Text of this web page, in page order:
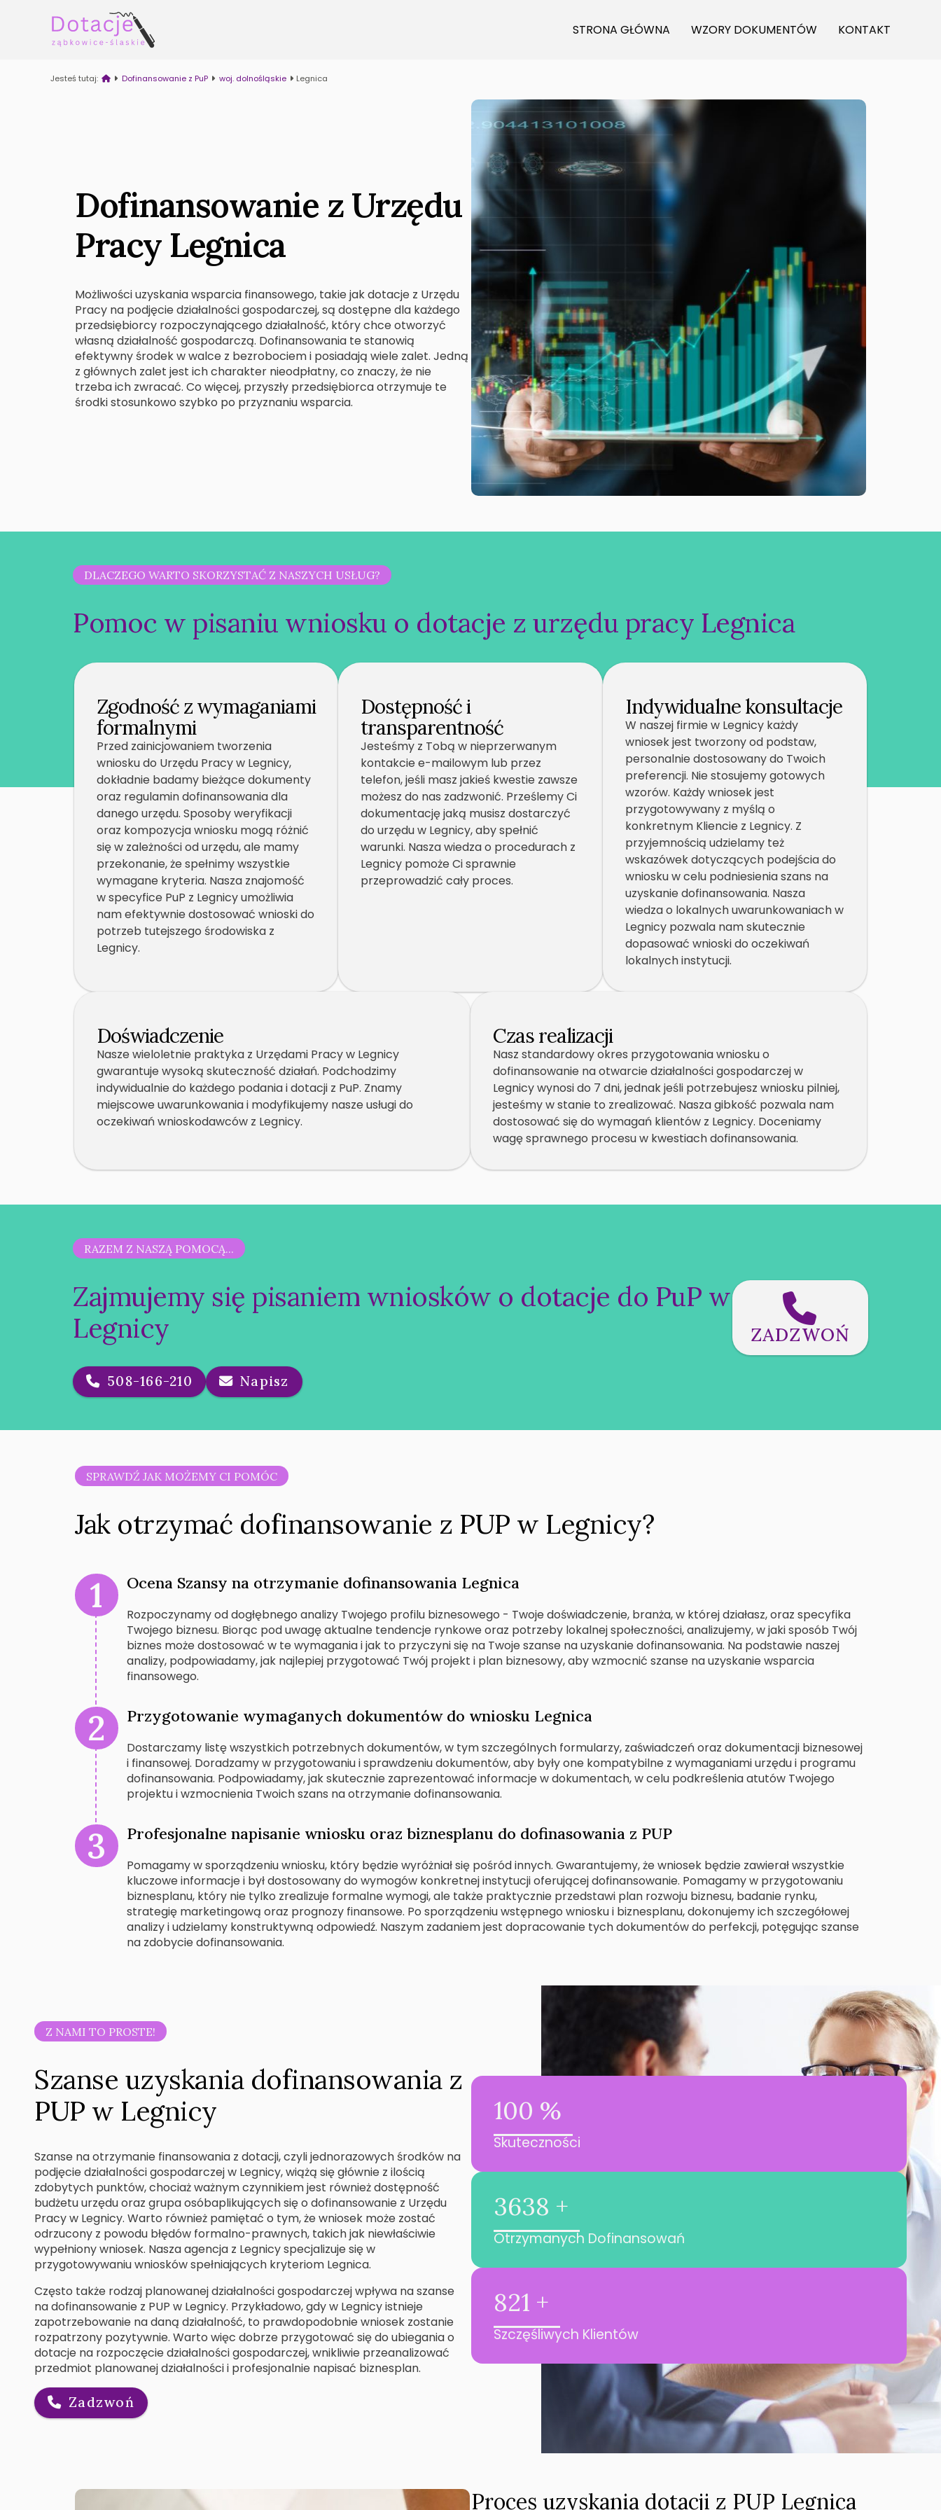
STRONA GŁÓWNA WZORY DOKUMENTÓW KONTAKT
Jesteś tutaj: Dofinansowanie z PuP woj. dolnośląskie Legnica
Dofinansowanie z Urzędu
Pracy Legnica
Możliwości uzyskania wsparcia finansowego, takie jak dotacje z Urzędu
Pracy na podjęcie działalności gospodarczej, są dostępne dla każdego
przedsiębiorcy rozpoczynającego działalność, który chce otworzyć
własną działalność gospodarczą. Dofinansowania te stanowią
efektywny środek w walce z bezrobociem i posiadają wiele zalet. Jedną
z głównych zalet jest ich charakter nieodpłatny, co znaczy, że nie
trzeba ich zwracać. Co więcej, przyszły przedsiębiorca otrzymuje te
środki stosunkowo szybko po przyznaniu wsparcia.
DLACZEGO WARTO SKORZYSTAĆ Z NASZYCH USŁUG?
Pomoc w pisaniu wniosku o dotacje z urzędu pracy Legnica
Zgodność z wymaganiami
formalnymi
Przed zainicjowaniem tworzenia
wniosku do Urzędu Pracy w Legnicy,
dokładnie badamy bieżące dokumenty
oraz regulamin dofinansowania dla
danego urzędu. Sposoby weryfikacji
oraz kompozycja wniosku mogą różnić
się w zależności od urzędu, ale mamy
przekonanie, że spełnimy wszystkie
wymagane kryteria. Nasza znajomość
w specyfice PuP z Legnicy umożliwia
nam efektywnie dostosować wnioski do
potrzeb tutejszego środowiska z
Legnicy.
Dostępność i
transparentność
Jesteśmy z Tobą w nieprzerwanym
kontakcie e-mailowym lub przez
telefon, jeśli masz jakieś kwestie zawsze
możesz do nas zadzwonić. Prześlemy Ci
dokumentację jaką musisz dostarczyć
do urzędu w Legnicy, aby spełnić
warunki. Nasza wiedza o procedurach z
Legnicy pomoże Ci sprawnie
przeprowadzić cały proces.
Indywidualne konsultacje
W naszej firmie w Legnicy każdy
wniosek jest tworzony od podstaw,
personalnie dostosowany do Twoich
preferencji. Nie stosujemy gotowych
wzorów. Każdy wniosek jest
przygotowywany z myślą o
konkretnym Kliencie z Legnicy. Z
przyjemnością udzielamy też
wskazówek dotyczących podejścia do
wniosku w celu podniesienia szans na
uzyskanie dofinansowania. Nasza
wiedza o lokalnych uwarunkowaniach w
Legnicy pozwala nam skutecznie
dopasować wnioski do oczekiwań
lokalnych instytucji.
Doświadczenie
Nasze wieloletnie praktyka z Urzędami Pracy w Legnicy
gwarantuje wysoką skuteczność działań. Podchodzimy
indywidualnie do każdego podania i dotacji z PuP. Znamy
miejscowe uwarunkowania i modyfikujemy nasze usługi do
oczekiwań wnioskodawców z Legnicy.
Czas realizacji
Nasz standardowy okres przygotowania wniosku o
dofinansowanie na otwarcie działalności gospodarczej w
Legnicy wynosi do 7 dni, jednak jeśli potrzebujesz wniosku pilniej,
jesteśmy w stanie to zrealizować. Nasza gibkość pozwala nam
dostosować się do wymagań klientów z Legnicy. Doceniamy
wagę sprawnego procesu w kwestiach dofinansowania.
RAZEM Z NASZĄ POMOCĄ...
Zajmujemy się pisaniem wniosków o dotacje do PuP w
Legnicy
508-166-210 Napisz
ZADZWOŃ
SPRAWDŹ JAK MOŻEMY CI POMÓC
Jak otrzymać dofinansowanie z PUP w Legnicy?
Ocena Szansy na otrzymanie dofinansowania Legnica
Rozpoczynamy od dogłębnego analizy Twojego profilu biznesowego - Twoje doświadczenie, branża, w której działasz, oraz specyfika
Twojego biznesu. Biorąc pod uwagę aktualne tendencje rynkowe oraz potrzeby lokalnej społeczności, analizujemy, w jaki sposób Twój
biznes może dostosować w te wymagania i jak to przyczyni się na Twoje szanse na uzyskanie dofinansowania. Na podstawie naszej
analizy, podpowiadamy, jak najlepiej przygotować Twój projekt i plan biznesowy, aby wzmocnić szanse na uzyskanie wsparcia
finansowego.
Przygotowanie wymaganych dokumentów do wniosku Legnica
Dostarczamy listę wszystkich potrzebnych dokumentów, w tym szczególnych formularzy, zaświadczeń oraz dokumentacji biznesowej
i finansowej. Doradzamy w przygotowaniu i sprawdzeniu dokumentów, aby były one kompatybilne z wymaganiami urzędu i programu
dofinansowania. Podpowiadamy, jak skutecznie zaprezentować informacje w dokumentach, w celu podkreślenia atutów Twojego
projektu i wzmocnienia Twoich szans na otrzymanie dofinansowania.
Profesjonalne napisanie wniosku oraz biznesplanu do dofinasowania z PUP
Pomagamy w sporządzeniu wniosku, który będzie wyróżniał się pośród innych. Gwarantujemy, że wniosek będzie zawierał wszystkie
kluczowe informacje i był dostosowany do wymogów konkretnej instytucji oferującej dofinansowanie. Pomagamy w przygotowaniu
biznesplanu, który nie tylko zrealizuje formalne wymogi, ale także praktycznie przedstawi plan rozwoju biznesu, badanie rynku,
strategię marketingową oraz prognozy finansowe. Po sporządzeniu wstępnego wniosku i biznesplanu, dokonujemy ich szczegółowej
analizy i udzielamy konstruktywną odpowiedź. Naszym zadaniem jest dopracowanie tych dokumentów do perfekcji, potęgując szanse
na zdobycie dofinansowania.
Z NAMI TO PROSTE!
Szanse uzyskania dofinansowania z
PUP w Legnicy
Szanse na otrzymanie finansowania z dotacji, czyli jednorazowych środków na
podjęcie działalności gospodarczej w Legnicy, wiążą się głównie z ilością
zdobytych punktów, chociaż ważnym czynnikiem jest również dostępność
budżetu urzędu oraz grupa osóbaplikujących się o dofinansowanie z Urzędu
Pracy w Legnicy. Warto również pamiętać o tym, że wniosek może zostać
odrzucony z powodu błędów formalno-prawnych, takich jak niewłaściwie
wypełniony wniosek. Nasza agencja z Legnicy specjalizuje się w
przygotowywaniu wniosków spełniających kryteriom Legnica.
Często także rodzaj planowanej działalności gospodarczej wpływa na szanse
na dofinansowanie z PUP w Legnicy. Przykładowo, gdy w Legnicy istnieje
zapotrzebowanie na daną działalność, to prawdopodobnie wniosek zostanie
rozpatrzony pozytywnie. Warto więc dobrze przygotować się do ubiegania o
dotacje na rozpoczęcie działalności gospodarczej, wnikliwie przeanalizować
przedmiot planowanej działalności i profesjonalnie napisać biznesplan.
Zadzwoń
100 %
Skuteczności
3638 +
Otrzymanych Dofinansowań
821 +
Szczęśliwych Klientów
Proces uzyskania dotacji z PUP Legnica